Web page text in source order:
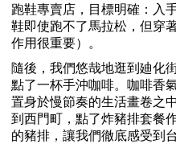
跑鞋專賣店，目標明確：入
鞋即使跑不了馬拉松，但穿
作用很重要）。
隨後，我們悠哉地逛到廸化
點了一杯手沖咖啡。咖啡香
置身於慢節奏的生活畫卷之
到西門町，點了炸豬排套餐
的豬排，讓我們徹底感受到